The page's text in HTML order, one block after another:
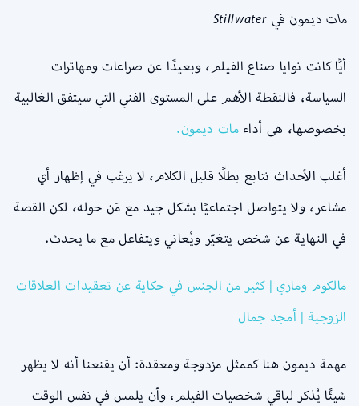
مات ديمون في Stillwater
أيًّا كانت نوايا صناع الفيلم، وبعيدًا عن صراعات ومهاترات
السياسة، فالنقطة الأهم على المستوى الفني التي سيتفق الغالبية
بخصوصها، هى أداء مات ديمون.
أغلب الأحداث نتابع بطلًا قليل الكلام، لا يرغب في إظهار أي
مشاعر، ولا يتواصل اجتماعيًا بشكل جيد مع مَن حوله، لكن القصة
في النهاية عن شخص يتغيّر ويُعاني ويتفاعل مع ما يحدث.
مالكوم وماري | كثير من الجنس في حكاية عن تعقيدات العلاقات
الزوجية | أمجد جمال
مهمة ديمون هنا كممثل مزدوجة ومعقدة: أن يقنعنا أنه لا يظهر
شيئًا يُذكر لباقي شخصيات الفيلم، وأن يلمس في نفس الوقت